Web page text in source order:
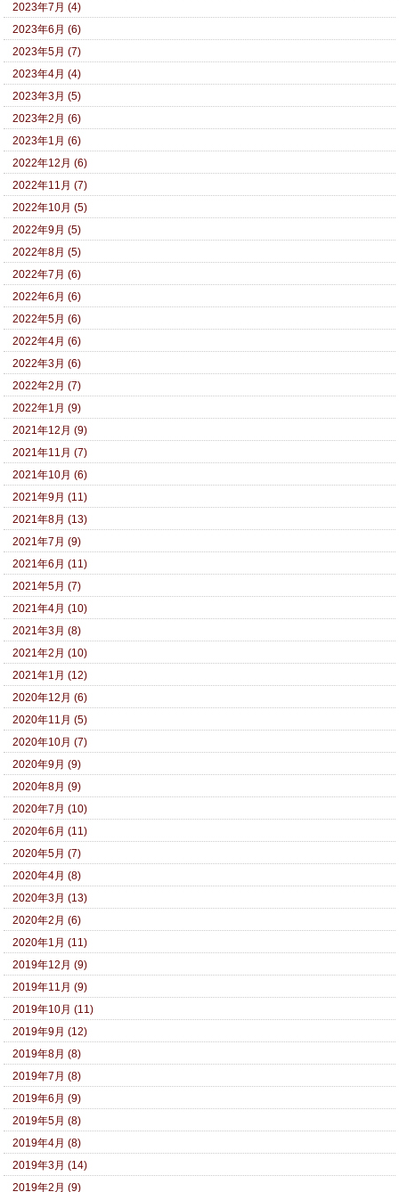
2023年7月 (4)
2023年6月 (6)
2023年5月 (7)
2023年4月 (4)
2023年3月 (5)
2023年2月 (6)
2023年1月 (6)
2022年12月 (6)
2022年11月 (7)
2022年10月 (5)
2022年9月 (5)
2022年8月 (5)
2022年7月 (6)
2022年6月 (6)
2022年5月 (6)
2022年4月 (6)
2022年3月 (6)
2022年2月 (7)
2022年1月 (9)
2021年12月 (9)
2021年11月 (7)
2021年10月 (6)
2021年9月 (11)
2021年8月 (13)
2021年7月 (9)
2021年6月 (11)
2021年5月 (7)
2021年4月 (10)
2021年3月 (8)
2021年2月 (10)
2021年1月 (12)
2020年12月 (6)
2020年11月 (5)
2020年10月 (7)
2020年9月 (9)
2020年8月 (9)
2020年7月 (10)
2020年6月 (11)
2020年5月 (7)
2020年4月 (8)
2020年3月 (13)
2020年2月 (6)
2020年1月 (11)
2019年12月 (9)
2019年11月 (9)
2019年10月 (11)
2019年9月 (12)
2019年8月 (8)
2019年7月 (8)
2019年6月 (9)
2019年5月 (8)
2019年4月 (8)
2019年3月 (14)
2019年2月 (9)